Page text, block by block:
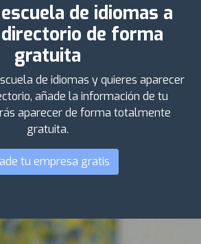
de idiomas a
de forma
gratuita
de idiomas y quieres aparecer
añade la información de tu
aparecer de forma totalmente
gratuita.
tu empresa gratis